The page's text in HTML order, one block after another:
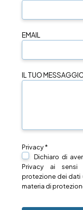
EMAIL
IL TUO
Privacy *
Dichiaro di
Privacy ai sensi
protezione dei dati
materia di